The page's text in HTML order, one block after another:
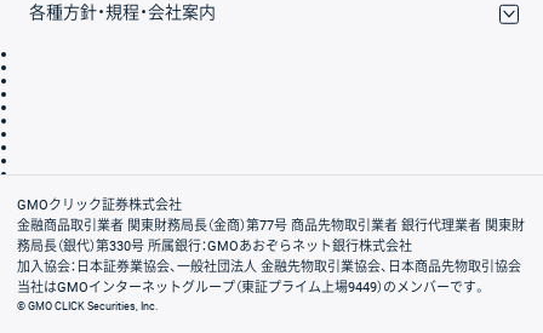
各種方針・規程・会社案内
会社案内
GMOクリック証券株式会社
金融商品取引業者 関東財務局長（金商）第77号 商品先物取引業者 銀行代理業者 関東財
務局長（銀代）第330号 所属銀行：GMOあおぞらネット銀行株式会社
加入協会：日本証券業協会、一般社団法人 金融先物取引業協会、日本商品先物取引協会
当社はGMOインターネットグループ（東証プライム上場9449）のメンバーです。
© GMO CLICK Securities, Inc.